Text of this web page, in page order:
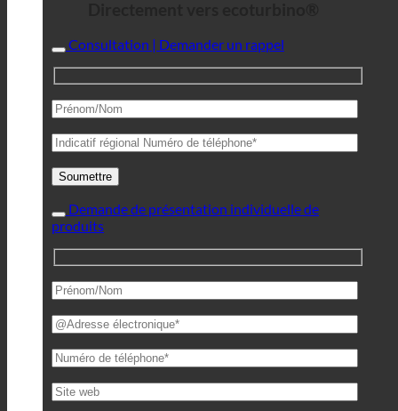
Consultation | Demander un rappel
Demande de présentation individuelle de
produits